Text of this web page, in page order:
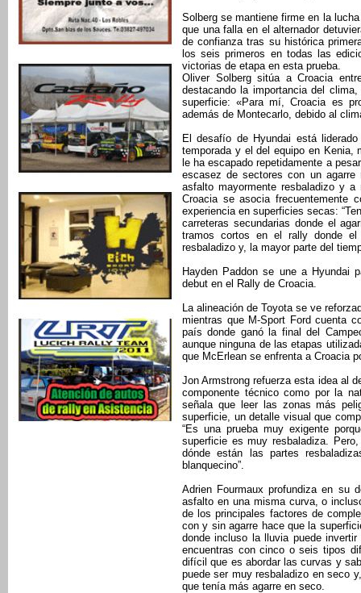
Solberg se mantiene firme en la
que una falla en el alternador
de confianza tras su histórica
los seis primeros en todas las
victorias de etapa en esta prueba.
Oliver Solberg sitúa a Croacia
destacando la importancia del
superficie: «Para mí, Croacia es
además de Montecarlo, debido al
El desafío de Hyundai está
temporada y el del equipo en Kenia,
le ha escapado repetidamente a
escasez de sectores con un
asfalto mayormente resbaladizo y
Croacia se asocia frecuentemente
experiencia en superficies secas:
carreteras secundarias donde el
tramos cortos en el rally donde
resbaladizo y, la mayor parte del
Hayden Paddon se une a Hyundai
debut en el Rally de Croacia.
La alineación de Toyota se ve
mientras que M-Sport Ford cuenta
país donde ganó la final del
aunque ninguna de las etapas
que McErlean se enfrenta a Croacia
Jon Armstrong refuerza esta idea al
componente técnico como por la
señala que leer las zonas más
superficie, un detalle visual que
“Es una prueba muy exigente
superficie es muy resbaladiza.
dónde están las partes
blanquecino”.
Adrien Fourmaux profundiza en su
asfalto en una misma curva, o
de los principales factores de
con y sin agarre hace que la
donde incluso la lluvia puede
encuentras con cinco o seis tipos
difícil que es abordar las curvas y
puede ser muy resbaladizo en seco
que tenía más agarre en seco.